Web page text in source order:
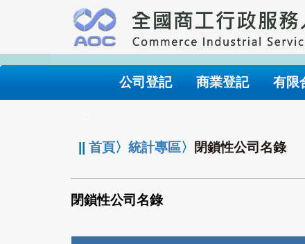
要
內
公司登記 商業登記 有限
||首頁〉統計專區〉 閉鎖性公司名錄
閉鎖性公司名錄